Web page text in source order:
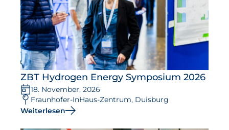
ZBT Hydrogen Energy Symposium 2026
18. November, 2026
Fraunhofer-InHaus-Zentrum, Duisburg
Weiterlesen